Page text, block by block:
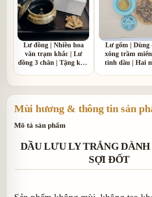
Lư đồng | Nhiều hoa
văn trạm khắc | Lư
đồng 3 chân | Tặng kèm
Lư gốm | Dùng
xông trầm
tinh dầu | Hai
Mùi hương & thông tin sản
Mô tả sản phẩm
DẦU LƯU LY TRẮNG
SỢI ĐỐT